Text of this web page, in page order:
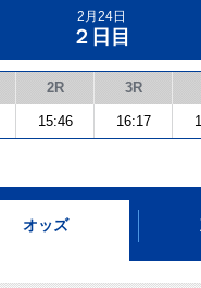
2月24日
２日目
2R 3R
15:46 16:17
オッズ